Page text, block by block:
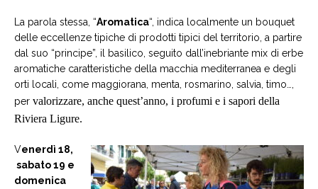
La parola stessa, “Aromatica“, indica localmente un bouquet
delle eccellenze tipiche di prodotti tipici del territorio, a partire
dal suo “principe”, il basilico, seguito dall’inebriante mix di erbe
aromatiche caratteristiche della macchia mediterranea e degli
orti locali, come maggiorana, menta, rosmarino, salvia, timo…,
per valorizzare, anche quest’anno, i profumi e i sapori della
Riviera Ligure.
Venerdì 18,
sabato 19 e
domenica